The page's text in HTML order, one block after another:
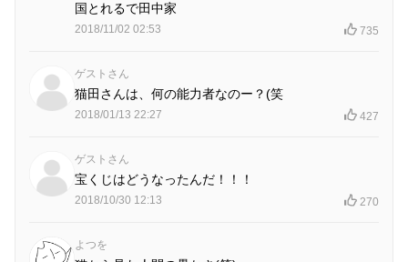
国とれるで田中家
2018/11/02 02:53 735
ゲストさん
猫田さんは、何の能力者なのー？(笑
2018/01/13 22:27 427
ゲストさん
宝くじはどうなったんだ！！！
2018/10/30 12:13 270
よつを